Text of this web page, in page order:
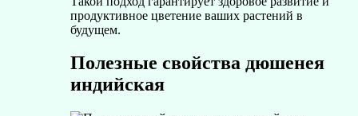
продуктивное цветение ваших растений в
будущем.
Полезные свойства дюшенея
индийская